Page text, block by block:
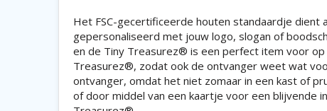
Het FSC-gecertificeerde houten standaardje dient
gepersonaliseerd met jouw logo, slogan of
en de Tiny Treasurez® is een perfect item voor
Treasurez®, zodat ook de ontvanger weet wat
ontvanger, omdat het niet zomaar in een kast of
of door middel van een kaartje voor een blijvende